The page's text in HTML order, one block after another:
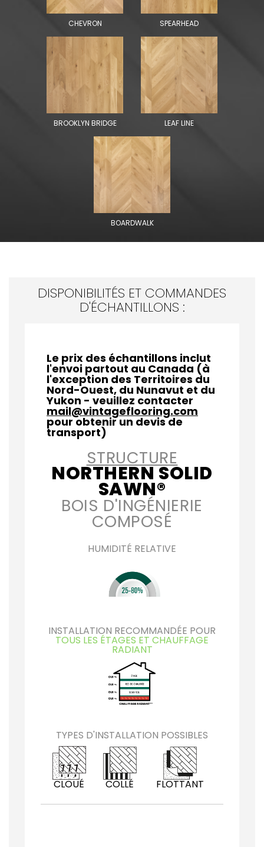
CHEVRON SPEARHEAD
BROOKLYN BRIDGE LEAF LINE
BOARDWALK
DISPONIBILITÉS ET COMMANDES
D'ÉCHANTILLONS :
Le prix des échantillons inclut
l'envoi partout au Canada (à
l'exception des Territoires du
Nord-Ouest, du Nunavut et du
Yukon - veuillez contacter
mail@vintageflooring.com
pour obtenir un devis de
transport)
STRUCTURE
NORTHERN SOLID
SAWN®
BOIS D'INGÉNIERIE
COMPOSÉ
HUMIDITÉ RELATIVE
INSTALLATION RECOMMANDÉE POUR
TOUS LES ÉTAGES ET CHAUFFAGE
RADIANT
TYPES D'INSTALLATION POSSIBLES
CLOUÉ COLLÉ FLOTTANT